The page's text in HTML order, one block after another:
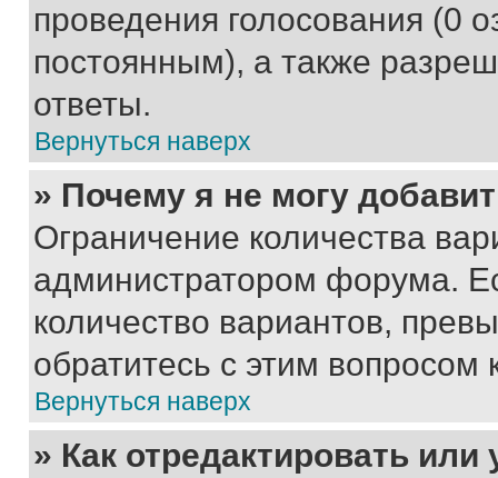
проведения голосования (0
постоянным), а также
ответы.
Вернуться наверх
» Почему я не могу
Ограничение количества
администратором форума.
количество вариантов,
обратитесь с этим вопросом
Вернуться наверх
» Как отредактировать